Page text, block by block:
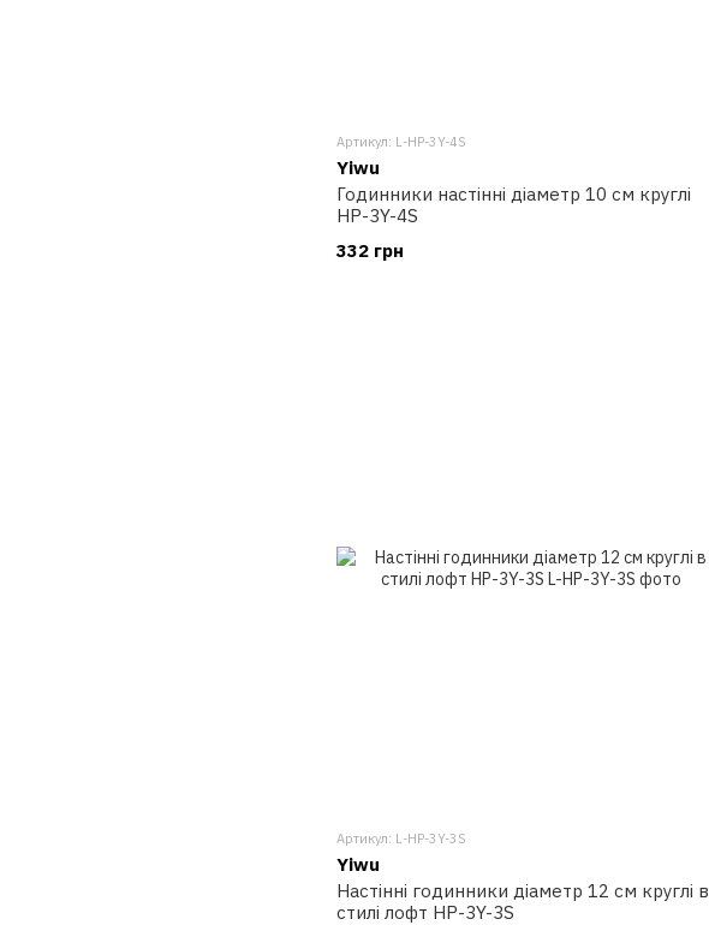
Артикул: L-HP-3Y-4S
Yiwu
Годинники настінні діаметр 10 см круглі
HP-3Y-4S
332 грн
Артикул: L-HP-3Y-3S
Yiwu
Настінні годинники діаметр 12 см круглі в
стилі лофт HP-3Y-3S